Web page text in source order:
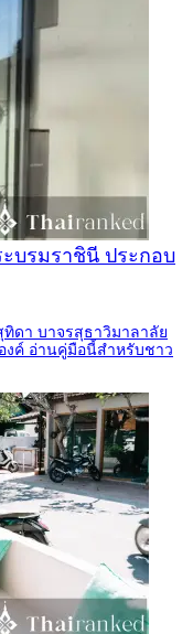
บรมราชินี ประกอบ
ดา บาจรสุธาวิมาลาลัย
งค์ อ่านคู่มือนี้สำหรับชาว